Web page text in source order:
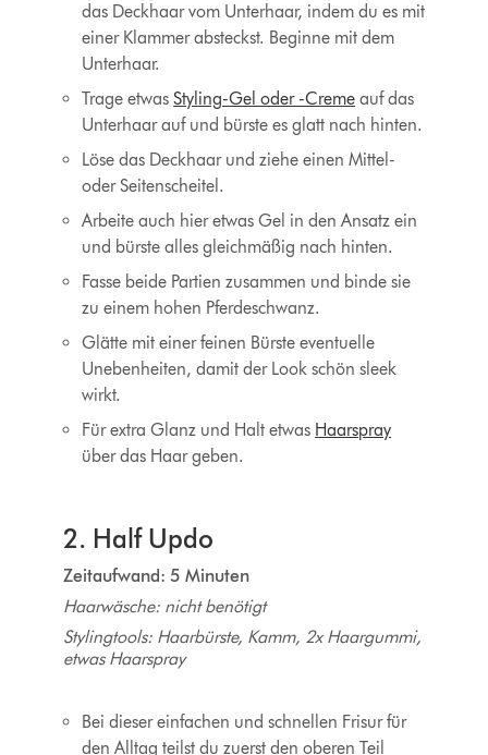
das Deckhaar vom Unterhaar, indem du es mit
einer Klammer absteckst. Beginne mit dem
Unterhaar.
Trage etwasStyling-Gel oder -Creme auf das
Unterhaar auf und bürste es glatt nach hinten.
Löse das Deckhaar und ziehe einen Mittel-
oder Seitenscheitel.
Arbeite auch hier etwas Gel in den Ansatz ein
und bürste alles gleichmäßig nach hinten.
Fasse beide Partien zusammen und binde sie
zu einem hohen Pferdeschwanz.
Glätte mit einer feinen Bürste eventuelle
Unebenheiten, damit der Look schön sleek
wirkt.
Für extra Glanz und Halt etwas Haarspray
über das Haar geben.
2. Half Updo
Zeitaufwand: 5 Minuten
Haarwäsche: nicht benötigt
Stylingtools: Haarbürste, Kamm, 2x Haargummi,
etwas Haarspray
Bei dieser einfachen und schnellen Frisur für
den Alltag teilst du zuerst den oberen Teil